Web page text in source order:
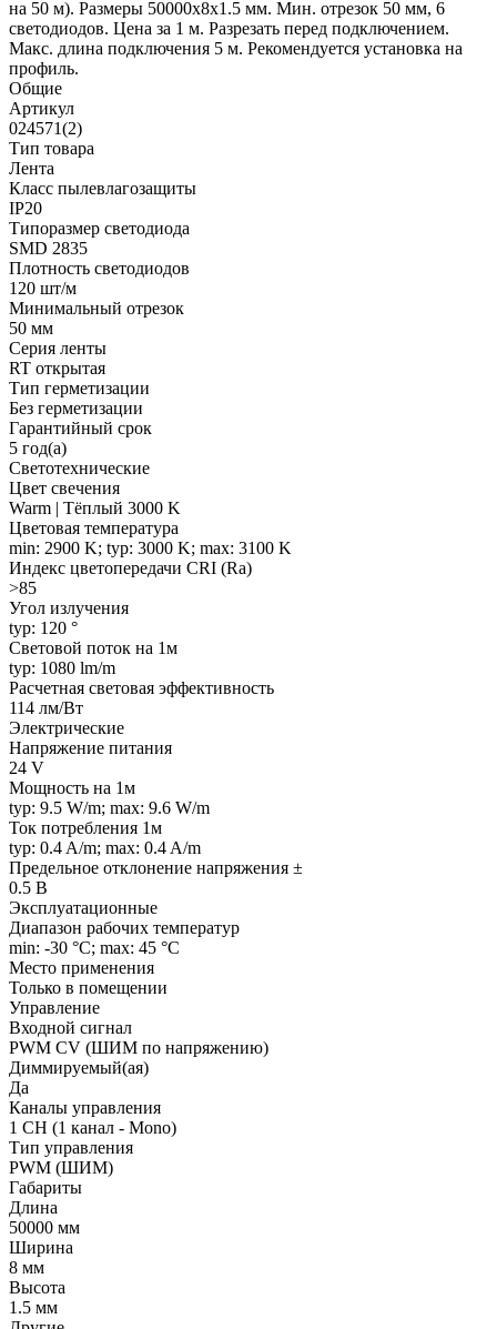
на 50 м). Размеры 50000x8x1.5 мм. Мин. отрезок 50 мм, 6
светодиодов. Цена за 1 м. Разрезать перед подключением.
Макс. длина подключения 5 м. Рекомендуется установка на
профиль.
Общие
Артикул
024571(2)
Тип товара
Лента
Класс пылевлагозащиты
IP20
Типоразмер светодиода
SMD 2835
Плотность светодиодов
120 шт/м
Минимальный отрезок
50 мм
Серия ленты
RT открытая
Тип герметизации
Без герметизации
Гарантийный срок
5 год(а)
Светотехнические
Цвет свечения
Warm | Тёплый 3000 K
Цветовая температура
min: 2900 K; typ: 3000 K; max: 3100 K
Индекс цветопередачи CRI (Ra)
>85
Угол излучения
typ: 120 °
Световой поток на 1м
typ: 1080 lm/m
Расчетная световая эффективность
114 лм/Вт
Электрические
Напряжение питания
24 V
Мощность на 1м
typ: 9.5 W/m; max: 9.6 W/m
Ток потребления 1м
typ: 0.4 A/m; max: 0.4 A/m
Предельное отклонение напряжения ±
0.5 В
Эксплуатационные
Диапазон рабочих температур
min: -30 °C; max: 45 °C
Место применения
Только в помещении
Управление
Входной сигнал
PWM СV (ШИМ по напряжению)
Диммируемый(ая)
Да
Каналы управления
1 CH (1 канал - Mono)
Тип управления
PWM (ШИМ)
Габариты
Длина
50000 мм
Ширина
8 мм
Высота
1.5 мм